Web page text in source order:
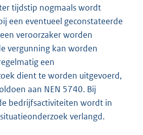
tijdstip nogmaals wordt
een eventueel geconstateerde
veroorzaker worden
vergunning kan worden
een
dient te worden uitgevoerd,
aan NEN 5740. Bij
bedrijfsactiviteiten wordt in
verlangd.